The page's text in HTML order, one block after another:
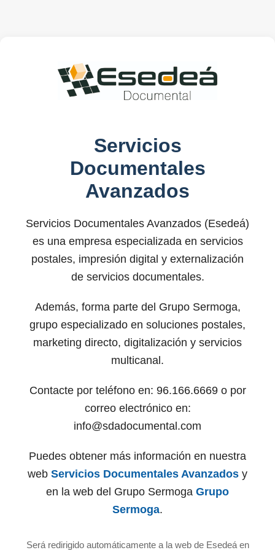
Servicios
Documentales
Avanzados
Servicios Documentales Avanzados (Esedeá)
es una empresa especializada en servicios
postales, impresión digital y externalización
de servicios documentales.
Además, forma parte del Grupo Sermoga,
grupo especializado en soluciones postales,
marketing directo, digitalización y servicios
multicanal.
Contacte por teléfono en: 96.166.6669 o por
correo electrónico en:
info@sdadocumental.com
Puedes obtener más información en nuestra
web Servicios Documentales Avanzados y
en la web del Grupo Sermoga Grupo
Sermoga.
Será redirigido automáticamente a la web de Esedeá en